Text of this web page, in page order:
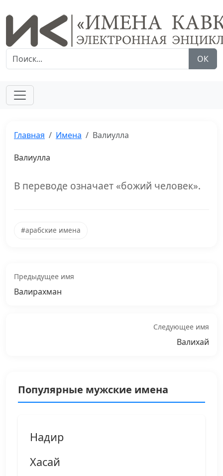
ОК
Главная Имена Валиулла
Валиулла
В переводе означает «божий человек».
#арабские имена
Предыдущее имя
Валирахман
Следующее имя
Валихай
Популярные мужские имена
Надир
Хасай